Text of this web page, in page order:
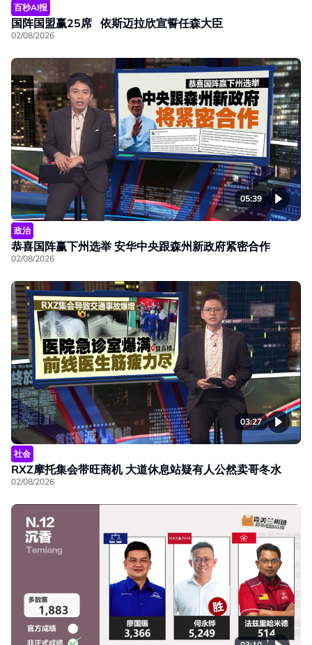
百秒AI报
国阵国盟赢25席 依斯迈拉欣宣誓任森大臣
02/08/2026
05:39
政治
恭喜国阵赢下州选举 安华中央跟森州新政府紧密合作
02/08/2026
03:27
社会
RXZ摩托集会带旺商机 大道休息站疑有人公然卖哥冬水
02/08/2026